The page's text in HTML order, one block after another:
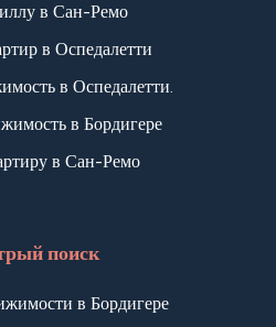
в Сан-Ремо
в Оспедалетти
в Оспедалетти.
в Бордигере
в Сан-Ремо
поиск
в Бордигере